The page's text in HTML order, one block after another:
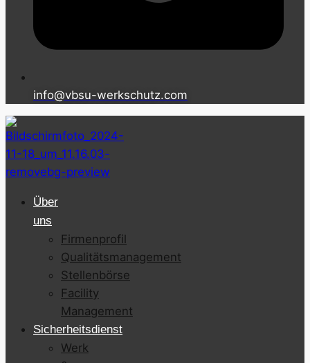
info@vbsu-werkschutz.com
Über
uns
Firmenprofil
Qualitätsmanagement
Stellenbörse
Facility
Management
Sicherheitsdienst
Werk